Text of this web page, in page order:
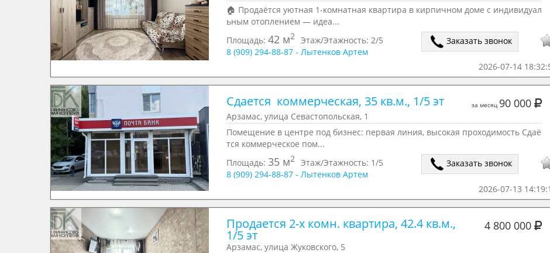
🏠 Продаётся уютная 1-комнатная квартира в кирпичном доме с индивидуал
ьным отоплением — идеа...
Площадь: 42 м2 Этаж/Этажность: 2/5
Заказать звонок
8 (909) 294-88-87 - Лытенков Артем
2026-07-14
Сдается  коммерческая, 35 кв.м., 1/5 эт за месяц 90 000
Арзамас, улица Севастопольская, 1
Помещение в центре под бизнес: первая линия, высокая проходимость Сдаё
тся коммерческое пом...
Площадь: 35 м2 Этаж/Этажность: 1/5
Заказать звонок
8 (909) 294-88-87 - Лытенков Артем
2026-07-13
Продается 2-х комн. квартира, 42.4 кв.м.,
1/5 эт
4 800 000
Арзамас, улица Жуковского, 5